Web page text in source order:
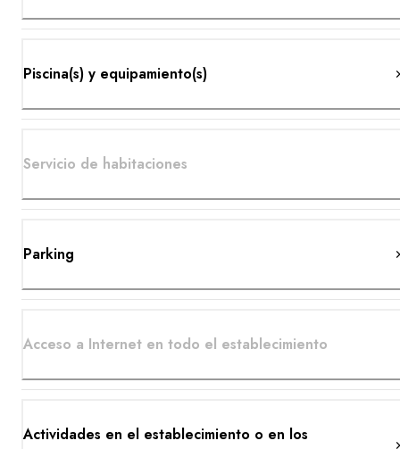
Piscina(s) y equipamiento(s)
Servicio de habitaciones
Parking
Acceso a Internet en todo el establecimiento
Actividades en el establecimiento o en los